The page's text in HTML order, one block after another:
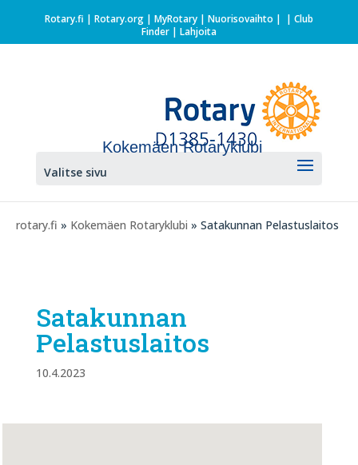
Rotary.fi | Rotary.org| MyRotary | Nuorisovaihto | | Club
Finder| Lahjoita
Kokemäen Rotaryklubi
Valitse sivu
rotary.fi » Kokemäen Rotaryklubi » Satakunnan Pelastuslaitos
Satakunnan
Pelastuslaitos
10.4.2023